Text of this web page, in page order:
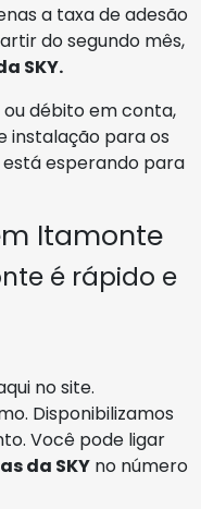
a taxa de adesão
do segundo mês,
SKY.
débito em conta,
instalação para os
esperando para
Itamonte
é rápido e
no site.
Disponibilizamos
Você pode ligar
da SKY no número